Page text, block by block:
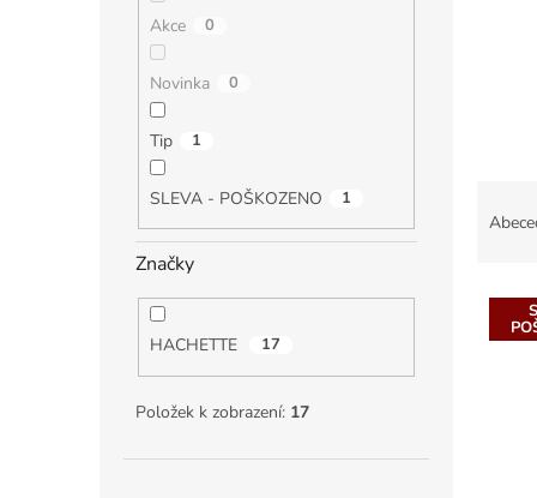
Akce 0
Novinka 0
Tip 1
SLEVA - POŠKOZENO 1
Značky
HACHETTE 17
Položek k zobrazení: 17
p
V
p